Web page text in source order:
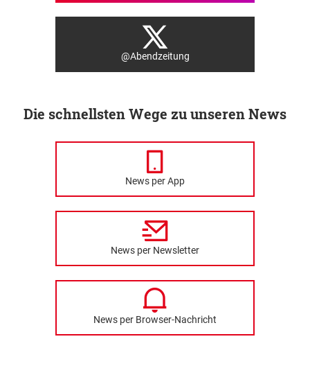
@Abendzeitung
Die schnellsten Wege zu unseren News
News per App
News per Newsletter
News per Browser-Nachricht